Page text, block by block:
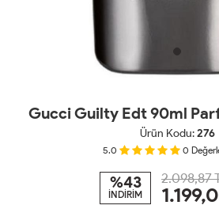
Gucci Guilty Edt 90ml
Ürün Kodu:276
5.0 0
%43
İNDİRİM
2.098,87